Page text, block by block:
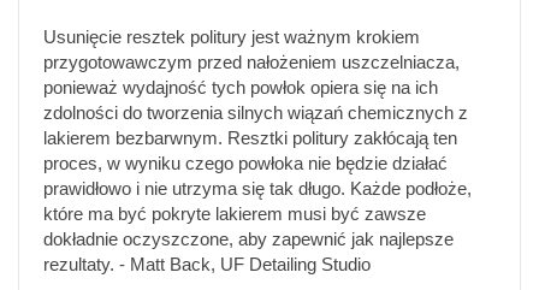
Usunięcie resztek politury jest ważnym krokiem
przygotowawczym przed nałożeniem uszczelniacza,
ponieważ wydajność tych powłok opiera się na ich
zdolności do tworzenia silnych wiązań chemicznych z
lakierem bezbarwnym. Resztki politury zakłócają ten
proces, w wyniku czego powłoka nie będzie działać
prawidłowo i nie utrzyma się tak długo. Każde podłoże,
które ma być pokryte lakierem musi być zawsze
dokładnie oczyszczone, aby zapewnić jak najlepsze
rezultaty. - Matt Back, UF Detailing Studio